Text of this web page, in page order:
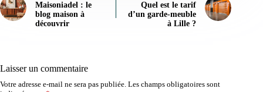
Maisoniadel : le
blog maison à
découvrir
Quel est le tarif
d’un garde-meuble
à Lille ?
Laisser un commentaire
Votre adresse e-mail ne sera pas publiée. Les champs obligatoires sont